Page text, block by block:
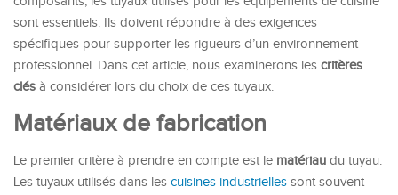
sont essentiels. Ils doivent répondre à des exigences
spécifiques pour supporter les rigueurs d’un environnement
professionnel. Dans cet article, nous examinerons les critères
clés à considérer lors du choix de ces tuyaux.
Matériaux de fabrication
Le premier critère à prendre en compte est le matériau du tuyau.
Les tuyaux utilisés dans les cuisines industrielles sont souvent